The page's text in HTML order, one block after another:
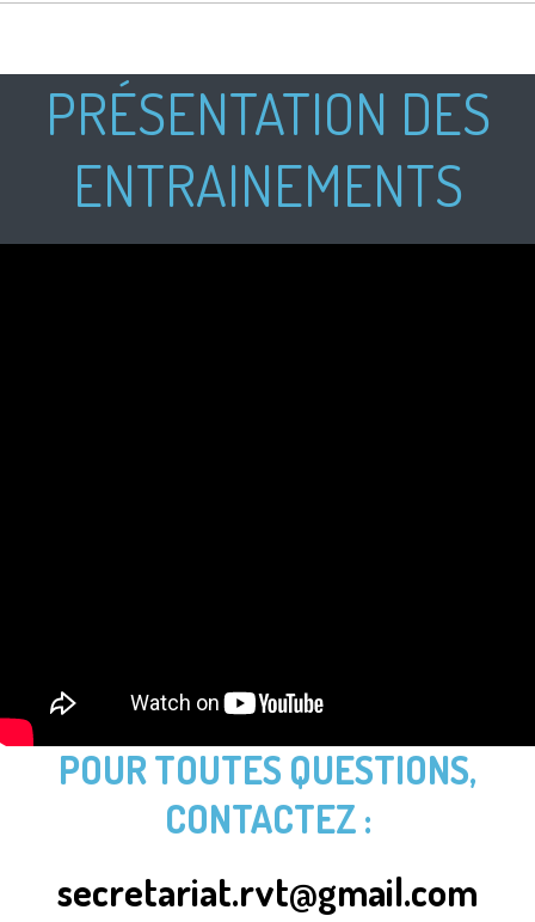
PRÉSENTATION DES
ENTRAINEMENTS
POUR TOUTES QUESTIONS,
CONTACTEZ :
secretariat.rvt@gmail.com